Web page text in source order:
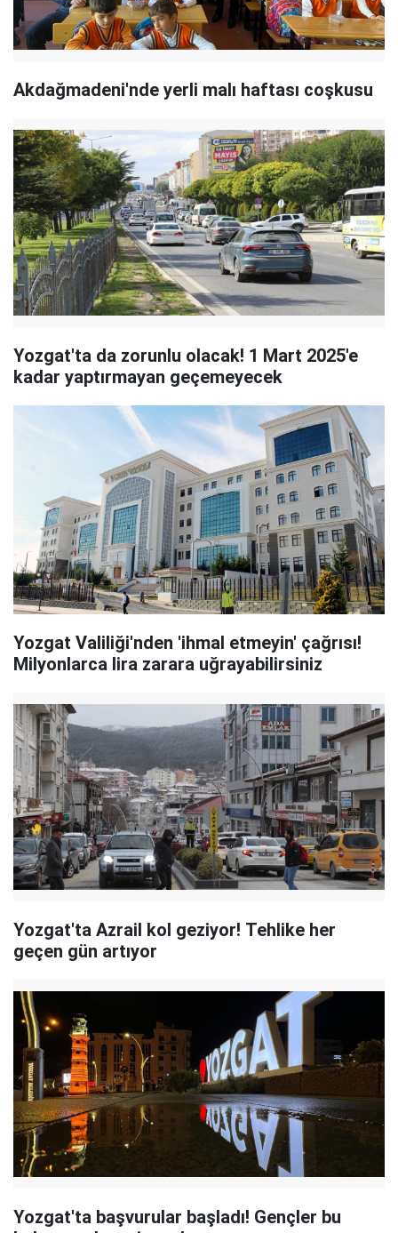
Akdağmadeni'nde yerli malı haftası coşkusu
Yozgat'ta da zorunlu olacak! 1 Mart 2025'e
kadar yaptırmayan geçemeyecek
Yozgat Valiliği'nden 'ihmal etmeyin' çağrısı!
Milyonlarca lira zarara uğrayabilirsiniz
Yozgat'ta Azrail kol geziyor! Tehlike her
geçen gün artıyor
Yozgat'ta başvurular başladı! Gençler bu